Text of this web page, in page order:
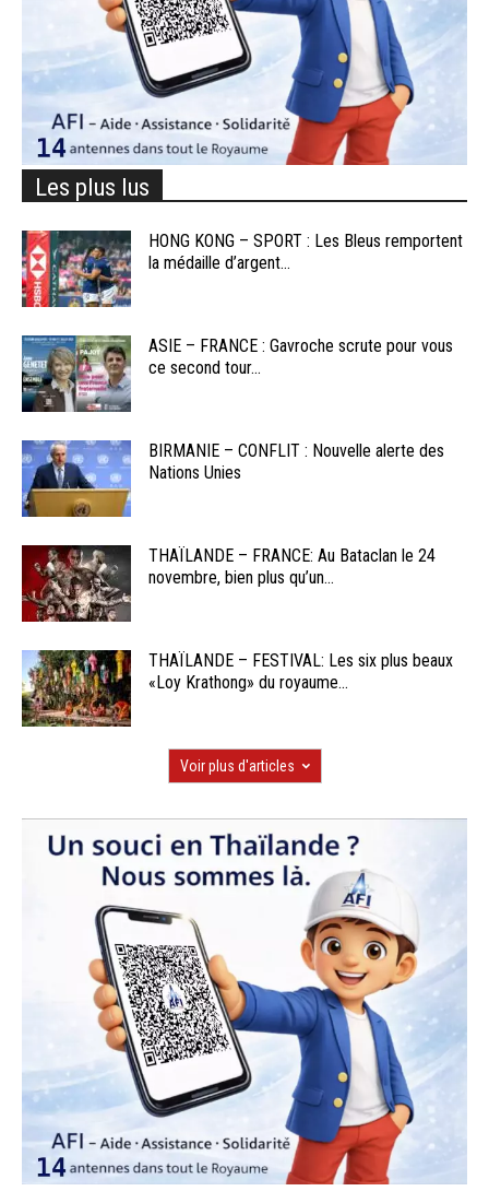
Les plus lus
HONG KONG – SPORT : Les Bleus remportent
la médaille d’argent...
ASIE – FRANCE : Gavroche scrute pour vous
ce second tour...
BIRMANIE – CONFLIT : Nouvelle alerte des
Nations Unies
THAÏLANDE – FRANCE: Au Bataclan le 24
novembre, bien plus qu’un...
THAÏLANDE – FESTIVAL: Les six plus beaux
«Loy Krathong» du royaume...
Voir plus d'articles